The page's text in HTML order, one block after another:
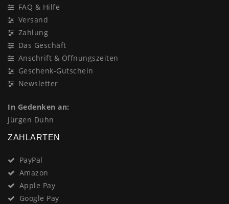
FAQ & Hilfe
Versand
Zahlung
Das Geschäft
Anschrift & Öffnungszeiten
Geschenk-Gutschein
Newsletter
In Gedenken an:
Jürgen Duhn
ZAHLARTEN
PayPal
Amazon
Apple Pay
Google Pay